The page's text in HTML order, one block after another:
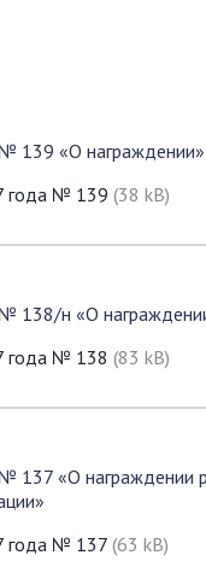
139 «О награждении»
года № 139 (38 kB)
138/н «О
года № 138 (83 kB)
137 «О
года № 137 (63 kB)